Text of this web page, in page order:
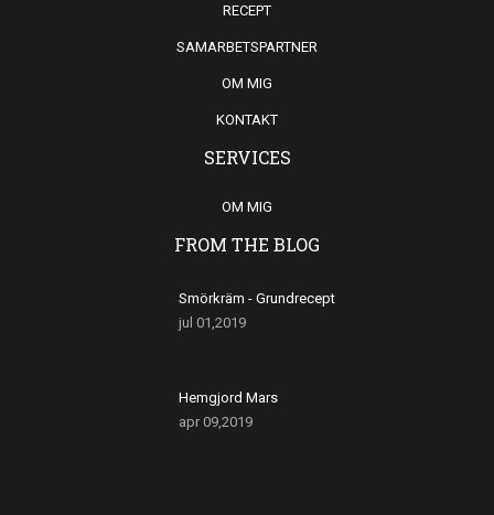
RECEPT
SAMARBETSPARTNER
OM MIG
KONTAKT
SERVICES
OM MIG
FROM THE BLOG
Smörkräm - Grundrecept
jul 01,2019
Hemgjord Mars
apr 09,2019